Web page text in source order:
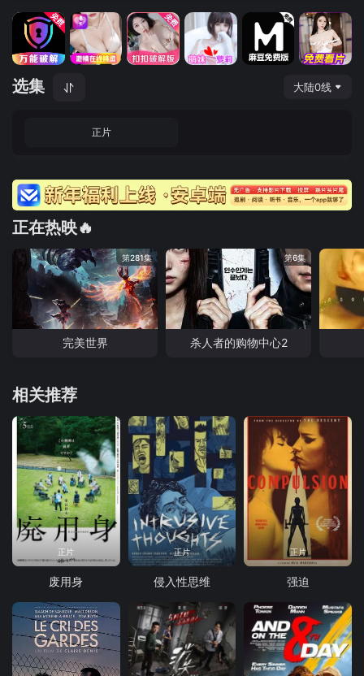
选集 大陆0线
正片
正在热映🔥
第281集
完美世界
第6集
杀人者的购物中心2
相关推荐
正片
废用身
正片
侵入性思维
正片
强迫